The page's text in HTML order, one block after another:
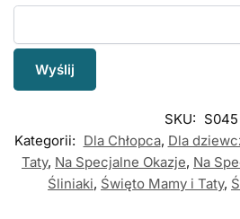
SKU: S045
Kategorii: Dla Chłopca, Dla
Taty, Na Specjalne Okazje, Na
Śliniaki, Święto Mamy i Taty,